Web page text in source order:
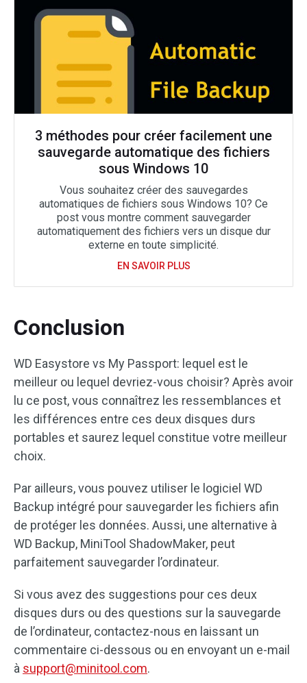
3 méthodes pour créer facilement une
sauvegarde automatique des fichiers
sous Windows 10
Vous souhaitez créer des sauvegardes
automatiques de fichiers sous Windows 10? Ce
post vous montre comment sauvegarder
automatiquement des fichiers vers un disque dur
externe en toute simplicité.
EN SAVOIR PLUS
Conclusion
WD Easystore vs My Passport: lequel est le
meilleur ou lequel devriez-vous choisir? Après avoir
lu ce post, vous connaîtrez les ressemblances et
les différences entre ces deux disques durs
portables et saurez lequel constitue votre meilleur
choix.
Par ailleurs, vous pouvez utiliser le logiciel WD
Backup intégré pour sauvegarder les fichiers afin
de protéger les données. Aussi, une alternative à
WD Backup, MiniTool ShadowMaker, peut
parfaitement sauvegarder l’ordinateur.
Si vous avez des suggestions pour ces deux
disques durs ou des questions sur la sauvegarde
de l’ordinateur, contactez-nous en laissant un
commentaire ci-dessous ou en envoyant un e-mail
à support@minitool.com.